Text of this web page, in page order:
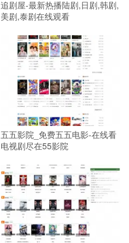
追剧屋-最新热播陆剧,日剧,韩剧,
美剧,泰剧在线观看
五五影院_免费五五电影-在线看
电视剧尽在55影院